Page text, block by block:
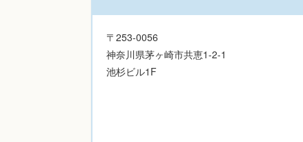
〒253-0056
神奈川県茅ヶ崎市共恵1-2-1
池杉ビル1F